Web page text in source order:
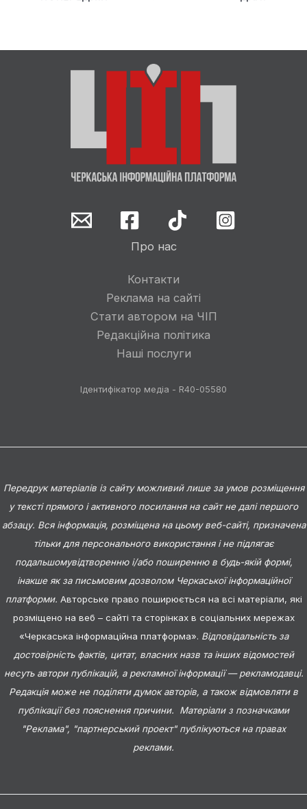
Про нас
Контакти
Реклама на сайті
Стати автором на ЧІП
Редакційна політика
Наші послуги
Ідентифікатор медіа - R40-05580
Передрук матеріалів із сайту можливий лише за умов розміщення
у тексті прямого і активного посилання на сайт не далі першого
абзацу. Вся інформація, розміщена на цьому веб-сайті, призначена
тільки для персонального використання і не підлягає
подальшомувідтворенню і/або поширенню в будь-якій формі,
інакше як за письмовим дозволом Черкаської інформаційної
платформи. Авторське право поширюється на всі матеріали, які
розміщено на веб – сайті та сторінках в соціальних мережах
«Черкаська інформаційна платформа». Відповідальність за
достовірність фактів, цитат, власних назв та інших відомостей
несуть автори публікацій, а рекламної інформації — рекламодавці.
Редакція може не поділяти думок авторів, а також відмовляти в
публікації без пояснення причини. Матеріали з позначками
"Реклама", "партнерський проект" публікуються на правах
реклами.